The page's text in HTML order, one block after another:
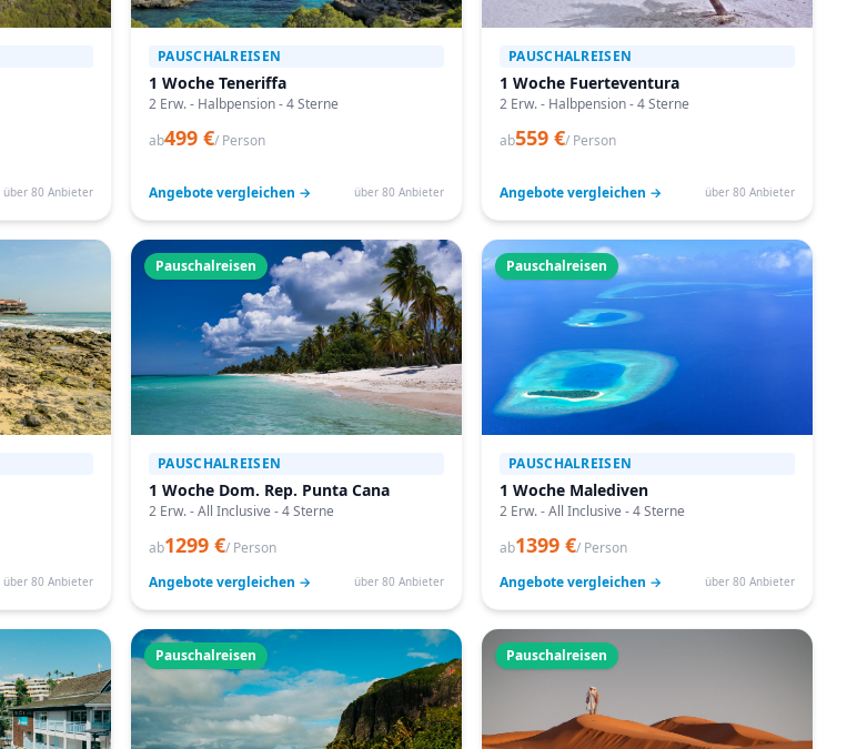
über 80 Anbieter
PAUSCHALREISEN
1 Woche Teneriffa
2 Erw. - Halbpension - 4 Sterne
ab499 €/ Person
Angebote vergleichen → über 80 Anbieter
PAUSCHALREISEN
1 Woche Fuerteventura
2 Erw. - Halbpension - 4 Sterne
ab559 €/ Person
Angebote vergleichen → über 80 Anbieter
über 80 Anbieter
Pauschalreisen
PAUSCHALREISEN
1 Woche Dom. Rep. Punta Cana
2 Erw. - All Inclusive - 4 Sterne
ab1299 €/ Person
Angebote vergleichen →
über 80 Anbieter
Pauschalreisen
PAUSCHALREISEN
1 Woche Malediven
2 Erw. - All Inclusive - 4 Sterne
ab1399 €/ Person
Angebote vergleichen →
über 80 Anbieter
Pauschalreisen Pauschalreisen